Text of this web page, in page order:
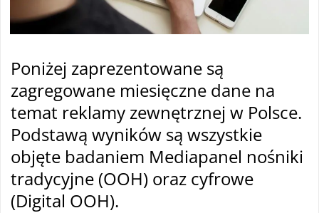
Poniżej zaprezentowane są
zagregowane miesięczne dane na
temat reklamy zewnętrznej w Polsce.
Podstawą wyników są wszystkie
objęte badaniem Mediapanel nośniki
tradycyjne (OOH) oraz cyfrowe
(Digital OOH).